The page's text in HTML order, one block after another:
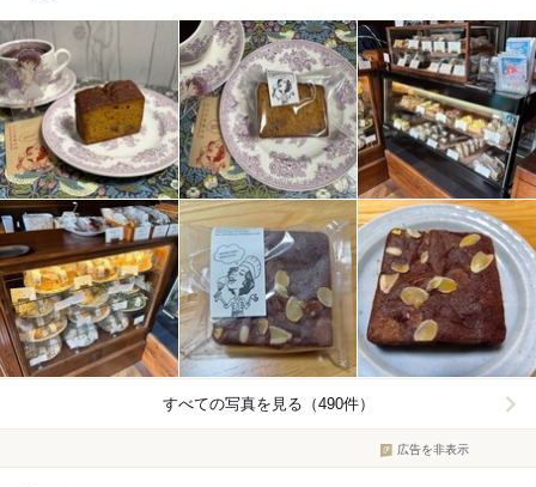
すべての写真を見る（490件）
広告を非表示